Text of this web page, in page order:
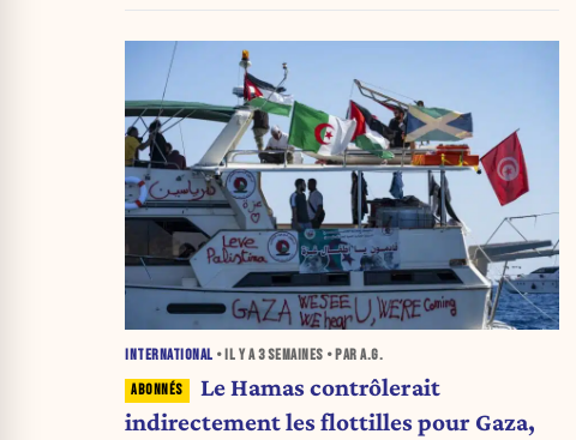
INTERNATIONAL • IL Y A3 SEMAINES • PAR A.G.
Le Hamas contrôlerait
indirectement les flottilles pour Gaza,